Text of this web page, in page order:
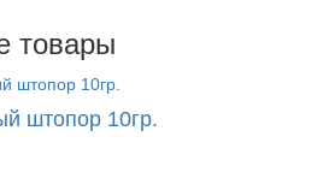
товары
штопор 10гр.